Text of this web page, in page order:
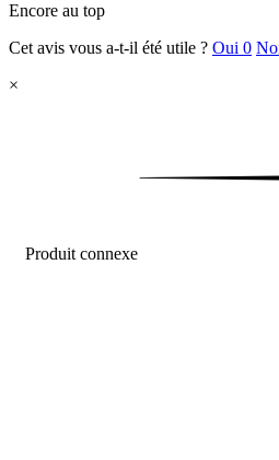
Encore au top
Cet avis vous a-t-il été utile ? Oui 0
×
Produit connexe